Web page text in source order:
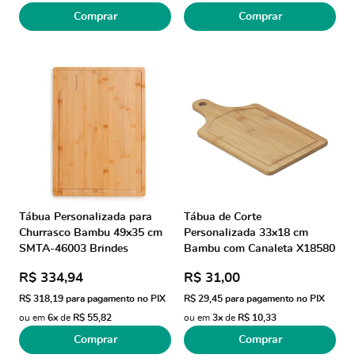
Comprar Comprar
Tábua Personalizada para
Churrasco Bambu 49x35 cm
SMTA-46003 Brindes
R$ 334,94
R$ 318,19 para pagamento no PIX
ou em 6x de R$ 55,82
Comprar
Tábua de Corte
Personalizada 33x18 cm
Bambu com Canaleta X18580
R$ 31,00
R$ 29,45 para pagamento no PIX
ou em 3x de R$ 10,33
Comprar